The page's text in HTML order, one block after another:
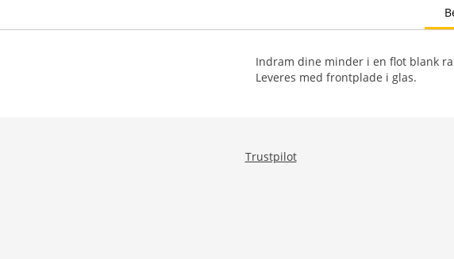
Indram dine minder i en flot blank
Leveres med frontplade i glas.
Trustpilot